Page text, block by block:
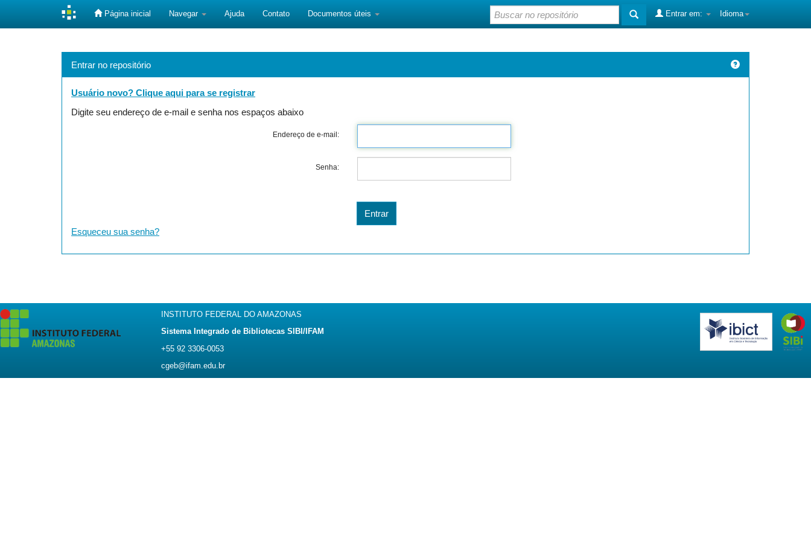
Página inicial Navegar Ajuda Contato Documentos úteis Idioma
Entrar em:
Entrar no repositório
Usuário novo? Clique aqui para se registrar
Digite seu endereço de e-mail e senha nos espaços abaixo
Endereço de e-mail:
Senha:
Esqueceu sua senha?
INSTITUTO FEDERAL DO AMAZONAS
Sistema Integrado de Bibliotecas SIBI/IFAM
+55 92 3306-0053
cgeb@ifam.edu.br